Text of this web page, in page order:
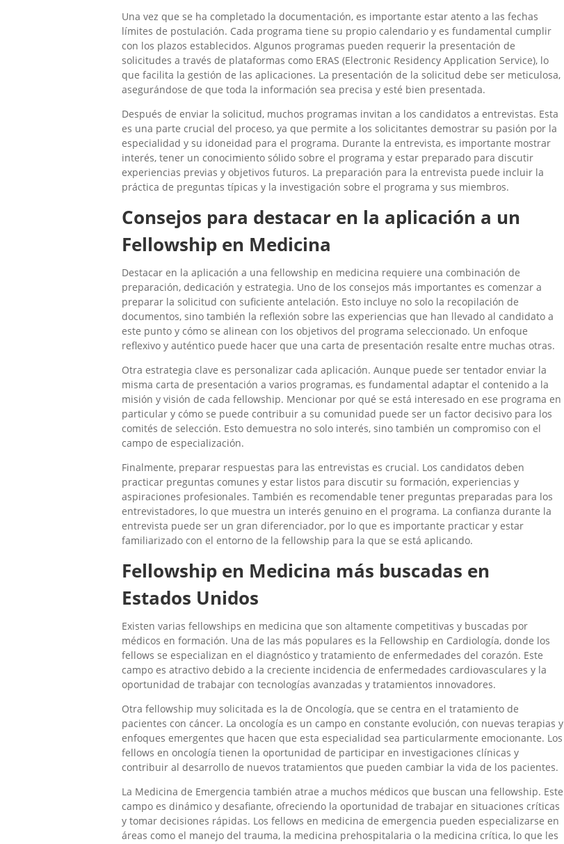
Una vez que se ha completado la documentación, es importante estar atento a las fechas
límites de postulación. Cada programa tiene su propio calendario y es fundamental cumplir
con los plazos establecidos. Algunos programas pueden requerir la presentación de
solicitudes a través de plataformas como ERAS (Electronic Residency Application Service), lo
que facilita la gestión de las aplicaciones. La presentación de la solicitud debe ser meticulosa,
asegurándose de que toda la información sea precisa y esté bien presentada.
Después de enviar la solicitud, muchos programas invitan a los candidatos a entrevistas. Esta
es una parte crucial del proceso, ya que permite a los solicitantes demostrar su pasión por la
especialidad y su idoneidad para el programa. Durante la entrevista, es importante mostrar
interés, tener un conocimiento sólido sobre el programa y estar preparado para discutir
experiencias previas y objetivos futuros. La preparación para la entrevista puede incluir la
práctica de preguntas típicas y la investigación sobre el programa y sus miembros.
Consejos para destacar en la aplicación a un
Fellowship en Medicina
Destacar en la aplicación a una fellowship en medicina requiere una combinación de
preparación, dedicación y estrategia. Uno de los consejos más importantes es comenzar a
preparar la solicitud con suficiente antelación. Esto incluye no solo la recopilación de
documentos, sino también la reflexión sobre las experiencias que han llevado al candidato a
este punto y cómo se alinean con los objetivos del programa seleccionado. Un enfoque
reflexivo y auténtico puede hacer que una carta de presentación resalte entre muchas otras.
Otra estrategia clave es personalizar cada aplicación. Aunque puede ser tentador enviar la
misma carta de presentación a varios programas, es fundamental adaptar el contenido a la
misión y visión de cada fellowship. Mencionar por qué se está interesado en ese programa en
particular y cómo se puede contribuir a su comunidad puede ser un factor decisivo para los
comités de selección. Esto demuestra no solo interés, sino también un compromiso con el
campo de especialización.
Finalmente, preparar respuestas para las entrevistas es crucial. Los candidatos deben
practicar preguntas comunes y estar listos para discutir su formación, experiencias y
aspiraciones profesionales. También es recomendable tener preguntas preparadas para los
entrevistadores, lo que muestra un interés genuino en el programa. La confianza durante la
entrevista puede ser un gran diferenciador, por lo que es importante practicar y estar
familiarizado con el entorno de la fellowship para la que se está aplicando.
Fellowship en Medicina más buscadas en
Estados Unidos
Existen varias fellowships en medicina que son altamente competitivas y buscadas por
médicos en formación. Una de las más populares es la Fellowship en Cardiología, donde los
fellows se especializan en el diagnóstico y tratamiento de enfermedades del corazón. Este
campo es atractivo debido a la creciente incidencia de enfermedades cardiovasculares y la
oportunidad de trabajar con tecnologías avanzadas y tratamientos innovadores.
Otra fellowship muy solicitada es la de Oncología, que se centra en el tratamiento de
pacientes con cáncer. La oncología es un campo en constante evolución, con nuevas terapias y
enfoques emergentes que hacen que esta especialidad sea particularmente emocionante. Los
fellows en oncología tienen la oportunidad de participar en investigaciones clínicas y
contribuir al desarrollo de nuevos tratamientos que pueden cambiar la vida de los pacientes.
La Medicina de Emergencia también atrae a muchos médicos que buscan una fellowship. Este
campo es dinámico y desafiante, ofreciendo la oportunidad de trabajar en situaciones críticas
y tomar decisiones rápidas. Los fellows en medicina de emergencia pueden especializarse en
áreas como el manejo del trauma, la medicina prehospitalaria o la medicina crítica, lo que les